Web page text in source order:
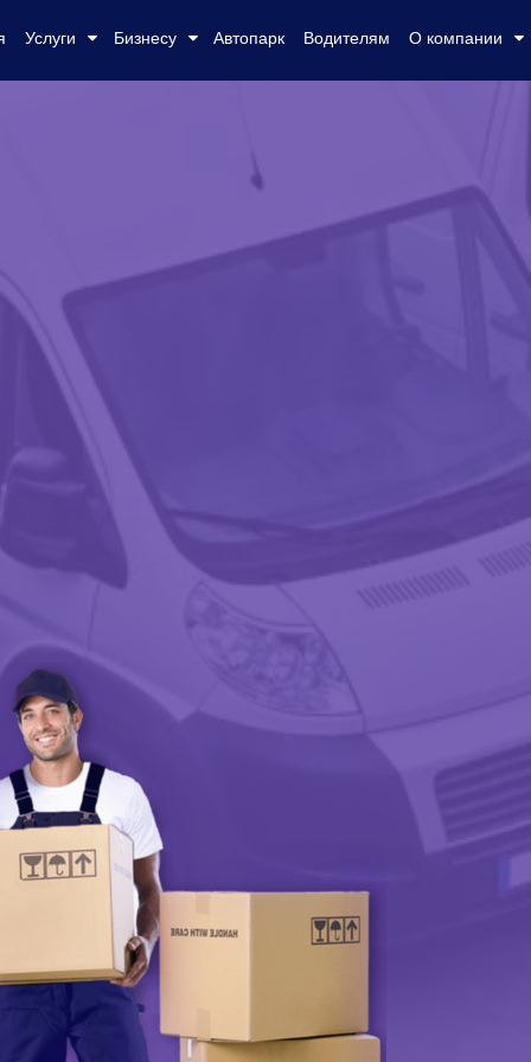
Услуги Бизнесу Автопарк Водителям О компании